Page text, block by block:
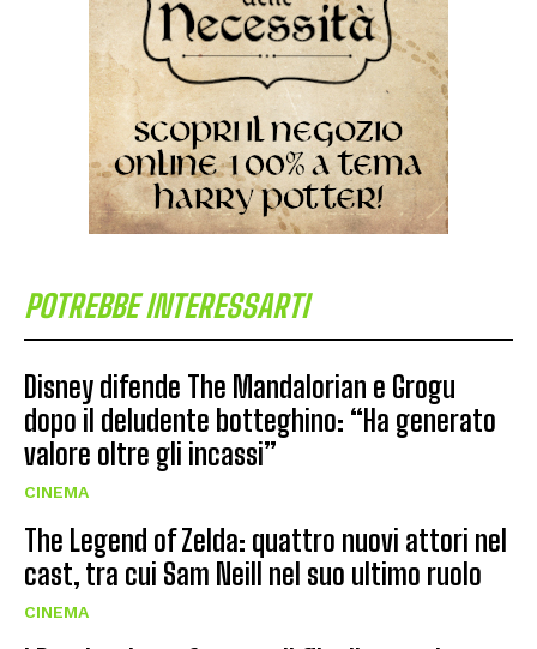
POTREBBE INTERESSARTI
Disney difende The Mandalorian e Grogu
dopo il deludente botteghino: “Ha generato
valore oltre gli incassi”
CINEMA
The Legend of Zelda: quattro nuovi attori nel
cast, tra cui Sam Neill nel suo ultimo ruolo
CINEMA